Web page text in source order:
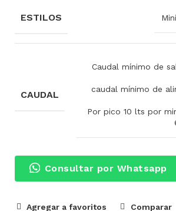
ESTILOS
CAUDAL
Caudal mínimo de
caudal mínimo de
Por pico 10 lts por
Consultar por Whatsapp
Agregar a favoritos Comparar